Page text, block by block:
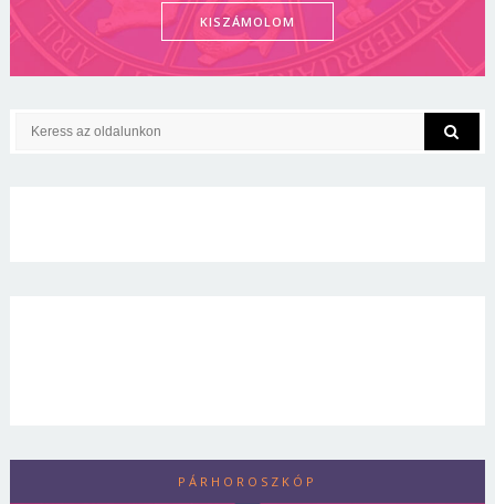
KISZÁMOLOM
PÁRHOROSZKÓP